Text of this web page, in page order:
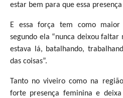
estar bem para que essa
E essa força tem como maior
segundo ela “nunca deixou faltar
estava lá, batalhando,
das coisas”.
Tanto no viveiro como na
forte presença feminina e